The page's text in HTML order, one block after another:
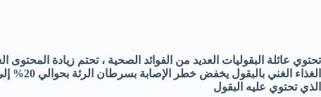
تحتوي عائلة البقوليات العديد من الفوائد الصحية ، تحتم زيادة
الذي تحتوي عليه البقول